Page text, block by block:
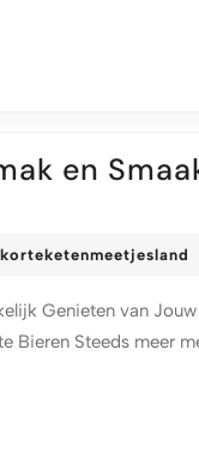
en
korteketenmeetjesland
Genieten van
Bieren Steeds meer